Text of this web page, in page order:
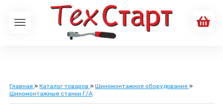
Главная » Каталог товаров » Шиномонтажное оборудование »
Шиномонтажные станки Г/А